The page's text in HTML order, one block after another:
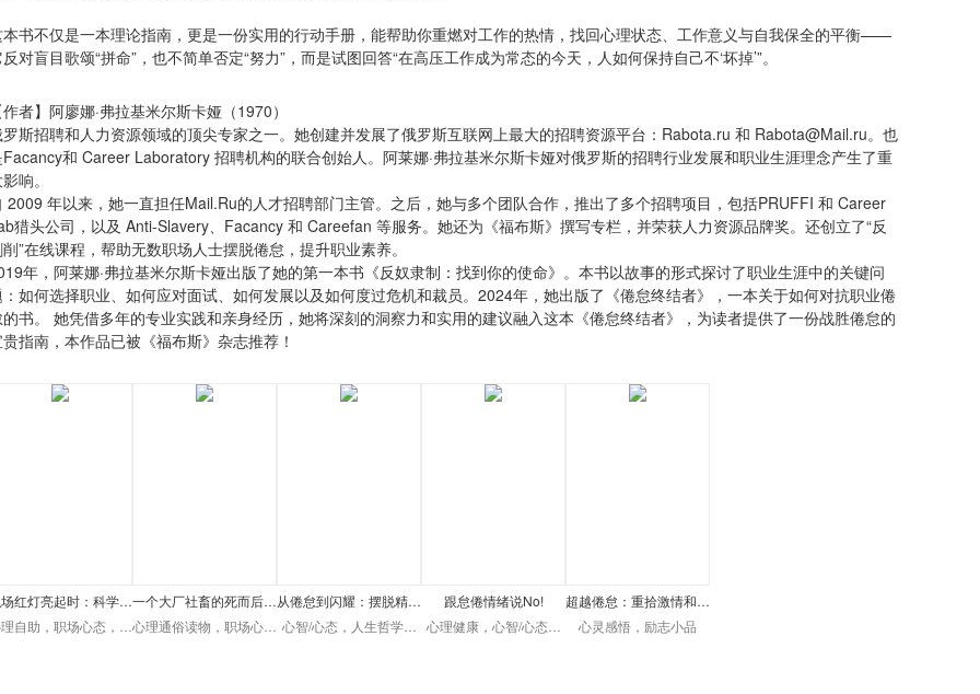
书不仅是一本理论指南，更是一份实用的行动手册，能帮助你重燃对工作的热情，找回心理状态、工作意义与自我保全的平衡——
对盲目歌颂“拼命”，也不简单否定“努力”，而是试图回答“在高压工作成为常态的今天，人如何保持自己不‘坏掉’”。
者】阿廖娜·弗拉基米尔斯卡娅（1970）
斯招聘和人力资源领域的顶尖专家之一。她创建并发展了俄罗斯互联网上最大的招聘资源平台：Rabota.ru 和 Rabota@Mail.ru。也
和 Career Laboratory 招聘机构的联合创始人。阿莱娜·弗拉基米尔斯卡娅对俄罗斯的招聘行业发展和职业生涯理念产生了重
响。
2009 年以来，她一直担任Mail.Ru的人才招聘部门主管。之后，她与多个团队合作，推出了多个招聘项目，包括PRUFFI 和 Career
猎头公司，以及 Anti-Slavery、Facancy 和 Careefan 等服务。她还为《福布斯》撰写专栏，并荣获人力资源品牌奖。还创立了“反
”在线课程，帮助无数职场人士摆脱倦怠，提升职业素养。
年，阿莱娜·弗拉基米尔斯卡娅出版了她的第一本书《反奴隶制：找到你的使命》。本书以故事的形式探讨了职业生涯中的关键问
如何选择职业、如何应对面试、如何发展以及如何度过危机和裁员。2024年，她出版了《倦怠终结者》，一本关于如何对抗职业倦
书。 她凭借多年的专业实践和亲身经历，她将深刻的洞察力和实用的建议融入这本《倦怠终结者》，为读者提供了一份战胜倦怠的
指南，本作品已被《福布斯》杂志推荐！
红灯亮起时：科学…
自助，职场心态，…
一个大厂社畜的死而后…
心理通俗读物，职场心…
从倦怠到闪耀：摆脱精…
心智/心态，人生哲学…
跟怠倦情绪说No!
心理健康，心智/心态…
超越倦怠：重拾激情和…
心灵感悟，励志小品